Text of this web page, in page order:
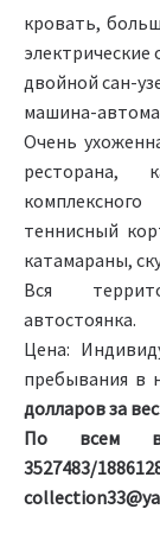
кровать,
двойной сан-
машина-
Очень
ресторана,
теннисный
катамараны,
Вся
автостоянка.
Цена:
пребывания в
долларов за
По всем
3527483/